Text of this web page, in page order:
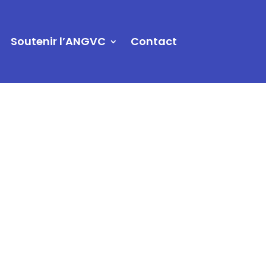
Soutenir l’ANGVC Contact